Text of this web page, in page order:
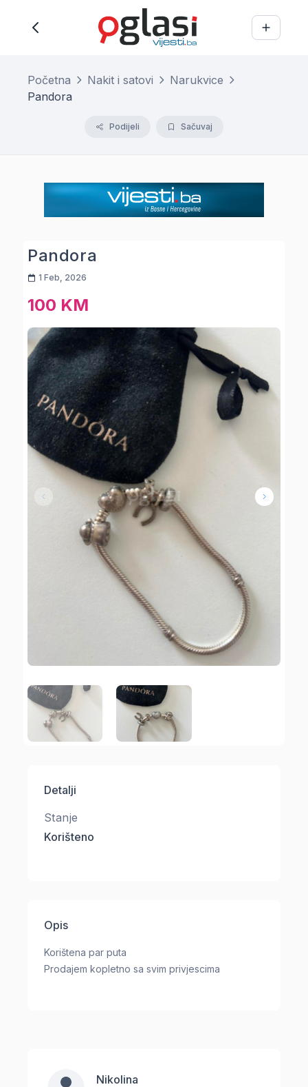
Početna Nakit i satovi
Narukvice
Pandora
Podijeli Sačuvaj
Pandora
1 Feb, 2026
100 KM
Detalji
Stanje
Korišteno
Opis
Korištena par puta
Prodajem kopletno sa svim privjescima
Nikolina